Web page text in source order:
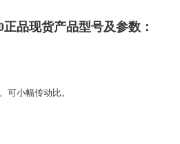
品现货产品型号及参数：
可小幅传动比。